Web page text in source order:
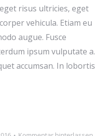
risus ultricies, eget
vehicula. Etiam eu
augue. Fusce
ipsum vulputate a.
accumsan. In lobortis